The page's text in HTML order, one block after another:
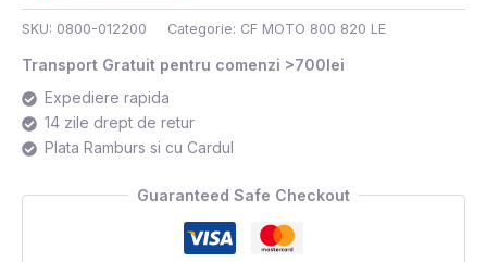
SKU: 0800-012200 Categorie: CF MOTO 800 820 LE
Transport Gratuit pentru comenzi >700lei
Expediere rapida
14 zile drept de retur
Plata Ramburs si cu Cardul
Guaranteed Safe Checkout